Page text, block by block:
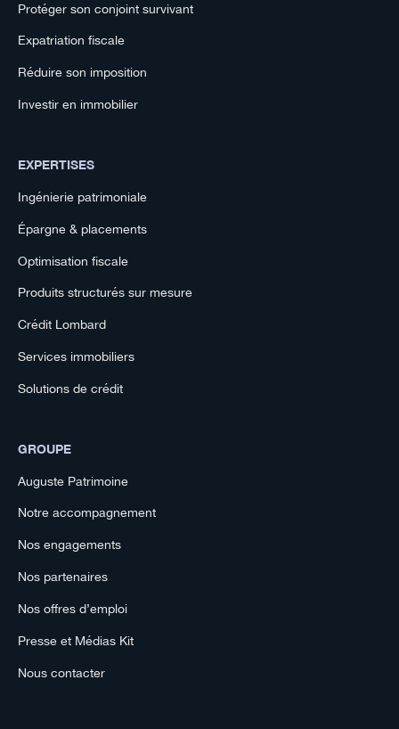
Protéger son conjoint survivant
Expatriation fiscale
Réduire son imposition
Investir en immobilier
EXPERTISES
Ingénierie patrimoniale
Épargne & placements
Optimisation fiscale
Produits structurés sur mesure
Crédit Lombard
Services immobiliers
Solutions de crédit
GROUPE
Auguste Patrimoine
Notre accompagnement
Nos engagements
Nos partenaires
Nos offres d’emploi
Presse et Médias Kit
Nous contacter